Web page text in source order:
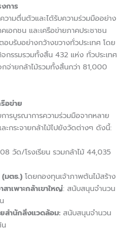
การ
ามตื่นตัวและได้รับความร่วมมืออย่าง
อกชน และเครือข่ายภาคประชาชน
อบรับอย่างกว้างขวางทั่วประเทศ โดย
จกรรมรวมทั้งสิ้น 432 แห่ง ทั่วประเทศ
จ่ายกล้าไม้รวมทั้งสิ้นกว่า 81,000
อข่าย
ารบูรณาการความร่วมมือจากหลาย
กระจายกล้าไม้ไปยังวัดต่างๆ ดังนี้:
วัด/โรงเรียน รวมกล้าไม้ 44,035
มตธ.) โดยกองทุนเจ้าภาพต้นไม้สร้าง
าเพาะกล้าเขาใหญ่: สนับสนุนจำนวน
สำนักสิ่งแวดล้อม: สนับสนุนจำนวน